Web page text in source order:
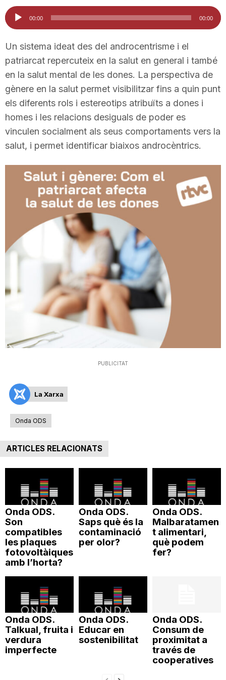
u
a
T
g
a
Reproductor
d'àudio
00:00 00:00
Un sistema ideat des del androcentrisme i el
patriarcat repercuteix en la salut en general i també
en la salut mental de les dones. La perspectiva de
gènere en la salut permet visibilitzar fins a quin punt
els diferents rols i estereotips atribuïts a dones i
homes i les relacions desiguals de poder es
vinculen socialment als seus comportaments vers la
salut, i permet identificar biaixos androcèntrics.
PUBLICITAT
La Xarxa
Onda ODS
ARTICLES RELACIONATS
Onda ODS.
Son
compatibles
les plaques
fotovoltàiques
amb l’horta?
Onda ODS.
Saps què és la
contaminació
per olor?
Onda ODS.
Malbaratamen
t alimentari,
què podem
fer?
Onda ODS.
Talkual, fruita i
verdura
imperfecte
Onda ODS.
Educar en
sostenibilitat
Onda ODS.
Consum de
proximitat a
través de
cooperatives